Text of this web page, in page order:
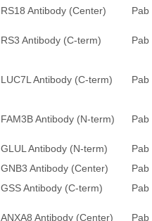
RS18 Antibody (Center) Pab
RS3 Antibody (C-term) Pab
LUC7L Antibody (C-term) Pab
FAM3B Antibody (N-term) Pab
GLUL Antibody (N-term) Pab
GNB3 Antibody (Center) Pab
GSS Antibody (C-term) Pab
ANXA8 Antibody (Center) Pab